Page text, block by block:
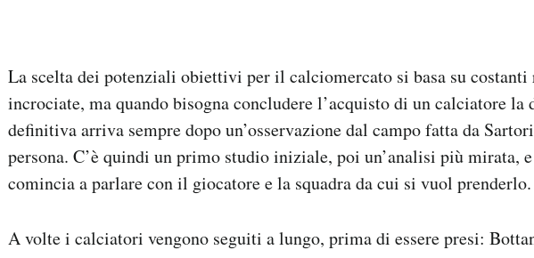
La scelta dei potenziali obiettivi per il calciomercato si basa su costanti
incrociate, ma quando bisogna concludere l’acquisto di un calciatore la
definitiva arriva sempre dopo un’osservazione dal campo fatta da
persona. C’è quindi un primo studio iniziale, poi un’analisi più mirata,
comincia a parlare con il giocatore e la squadra da cui si vuol prenderlo.
A volte i calciatori vengono seguiti a lungo, prima di essere presi: